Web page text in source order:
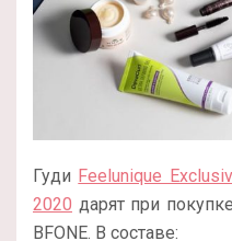
Гуди Feelunique
2020 дарят при
BFONE. В составе: